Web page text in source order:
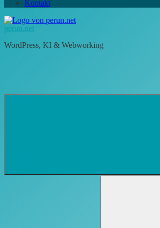
Kontakt
perun.net
WordPress, KI & Webworking
Suchformular